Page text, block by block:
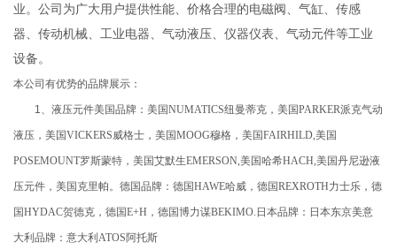
业。公司为广大用户提供性能、价格合理的电磁阀、气缸、传感
器、传动机械、工业电器、气动液压、仪器仪表、气动元件等工业
设备。
本公司有优势的品牌展示：
1、液压元件美国品牌：美国NUMATICS纽曼蒂克，美国PARKER派克气动
液压，美国VICKERS威格士，美国MOOG穆格，美国FAIRHILD,美国
POSEMOUNT罗斯蒙特，美国艾默生EMERSON,美国哈希HACH,美国丹尼逊液
压元件，美国克里帕。德国品牌：德国HAWE哈威，德国REXROTH力士乐，德
国HYDAC贺德克，德国E+H ，德国博力谋BEKIMO. 日本品牌：日本东京美意
大利品牌：意大利ATOS阿托斯